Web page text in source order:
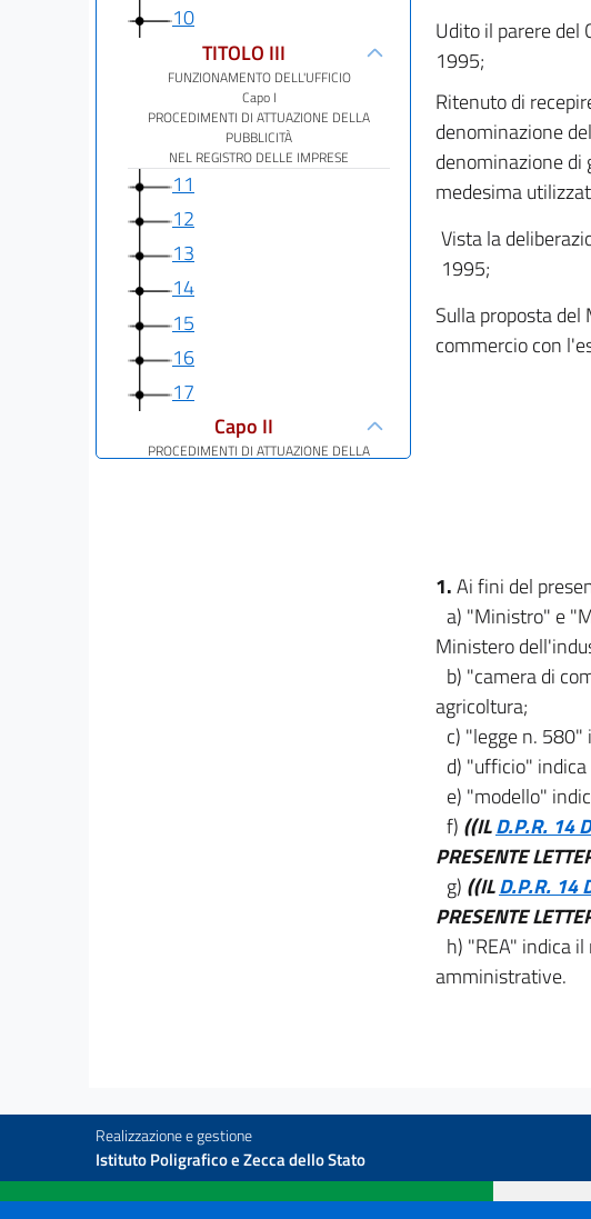
10
TITOLO III
FUNZIONAMENTO DELL'UFFICIO
Capo I
PROCEDIMENTI DI ATTUAZIONE DELLA
PUBBLICITÀ
NEL REGISTRO DELLE IMPRESE
11
12
13
14
15
16
17
Capo II
PROCEDIMENTI DI ATTUAZIONE DELLA
30
30 bis
31
Udito il parere del
1995;
Ritenuto di
denominazione
denominazione di
medesima
Vista la
1995;
Sulla proposta
commercio con
1.Ai fini del
a) "Ministro" e
Ministero
b) "camera di
agricoltura;
c) "legge n. 580"
d) "ufficio"
e) "modello"
f) ((ILD.P.R. 14
PRESENTE
g) ((ILD.P.R. 14
PRESENTE
h) "REA" indica
amministrative.
Realizzazione e gestione
Istituto Poligrafico e Zecca dello Stato